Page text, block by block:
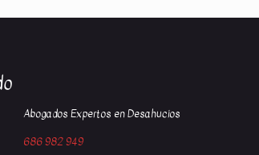
Abogados Expertos en Desahucios
686 982 949